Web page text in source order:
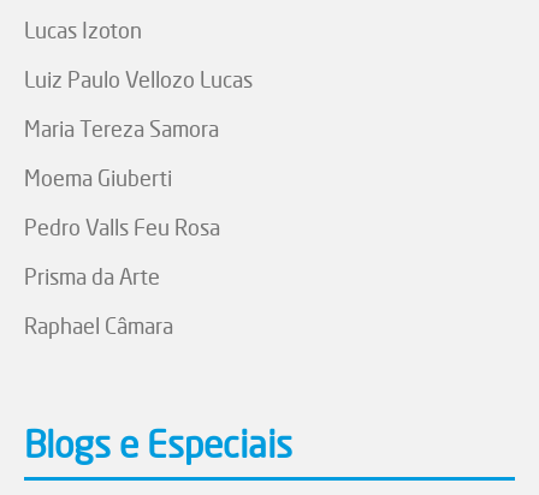
Lucas Izoton
Luiz Paulo Vellozo Lucas
Maria Tereza Samora
Moema Giuberti
Pedro Valls Feu Rosa
Prisma da Arte
Raphael Câmara
Blogs e Especiais